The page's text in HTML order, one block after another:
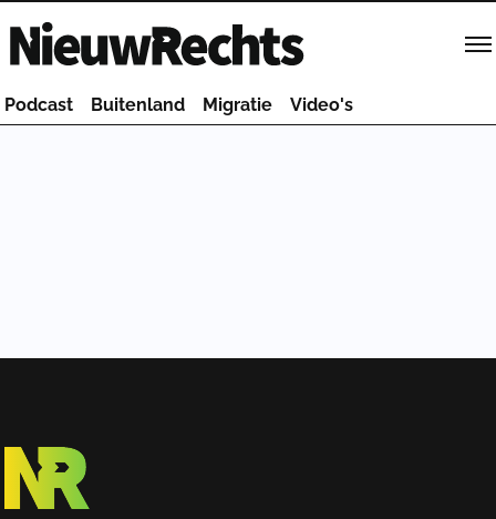
Homepage van NieuwRechts
Podcast Buitenland Migratie Video's